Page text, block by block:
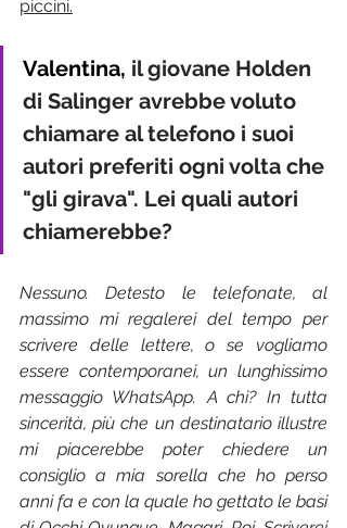
piccini.
Valentina, il giovane Holden
di Salinger avrebbe voluto
chiamare al telefono i suoi
autori preferiti ogni volta che
"gli girava". Lei quali autori
chiamerebbe?
Nessuno. Detesto le telefonate, al
massimo mi regalerei del tempo per
scrivere delle lettere, o se vogliamo
essere contemporanei, un lunghissimo
messaggio WhatsApp. A chi? In tutta
sincerità, più che un destinatario illustre
mi piacerebbe poter chiedere un
consiglio a mia sorella che ho perso
anni fa e con la quale ho gettato le basi